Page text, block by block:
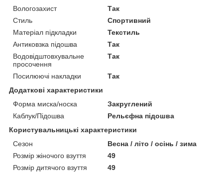
Вологозахист
Так
Стиль
Спортивний
Матеріал підкладки
Текстиль
Антиковзка підошва
Так
Водовідштовхувальне
просочення
Так
Посилюючі накладки
Так
Додаткові характеристики
Форма миска/носка
Закруглений
Каблук/Підошва
Рельєфна підошва
Користувальницькі характеристики
Сезон
Весна / літо / осінь / зима
Розмір жіночого взуття
49
Розмір дитячого взуття
49